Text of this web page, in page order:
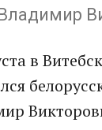
в